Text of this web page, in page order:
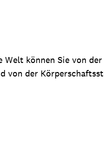
können Sie von
von der